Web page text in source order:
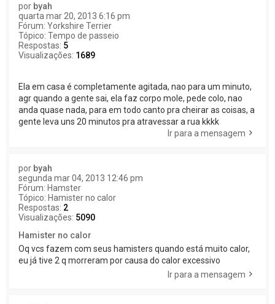
por byah
quarta mar 20, 2013 6:16 pm
Fórum: Yorkshire Terrier
Tópico: Tempo de passeio
Respostas: 5
Visualizações: 1689
Ela em casa é completamente agitada, nao para um minuto,
agr quando a gente sai, ela faz corpo mole, pede colo, nao
anda quase nada, para em todo canto pra cheirar as coisas, a
gente leva uns 20 minutos pra atravessar a rua kkkk
Ir para a mensagem
por byah
segunda mar 04, 2013 12:46 pm
Fórum: Hamster
Tópico: Hamister no calor
Respostas: 2
Visualizações: 5090
Hamister no calor
Oq vcs fazem com seus hamisters quando está muito calor,
eu já tive 2 q morreram por causa do calor excessivo
Ir para a mensagem